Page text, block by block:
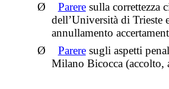
Ø
Pareresulla correttezza
dell’Università di Trieste
annullamento
Ø
Pareresugli aspetti
Milano Bicocca (accolto,